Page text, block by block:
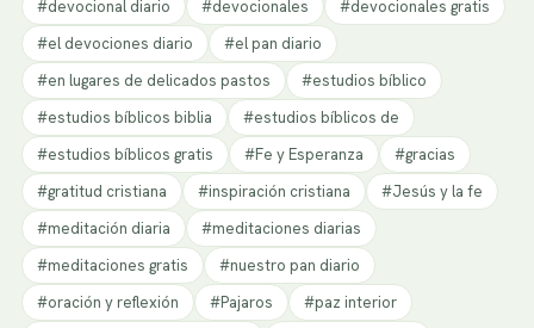
#devocional diario
#devocionales
#devocionales gratis
#el devociones diario
#el pan diario
#en lugares de delicados pastos
#estudios bíblico
#estudios bíblicos biblia
#estudios bíblicos de
#estudios bíblicos gratis
#Fe y Esperanza
#gracias
#gratitud cristiana
#inspiración cristiana
#Jesús y la fe
#meditación diaria
#meditaciones diarias
#meditaciones gratis
#nuestro pan diario
#oración y reflexión
#Pajaros
#paz interior